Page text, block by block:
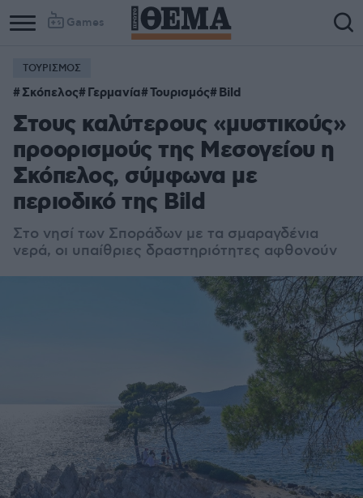
Games
ΤΟΥΡΙΣΜΟΣ
Σκόπελος Γερμανία Τουρισμός Bild
Στους καλύτερους «μυστικούς»
προορισμούς της Μεσογείου η
Σκόπελoς, σύμφωνα με
περιοδικό της Bild
Στο νησί των Σποράδων με τα σμαραγδένια
νερά, οι υπαίθριες δραστηριότητες αφθονούν